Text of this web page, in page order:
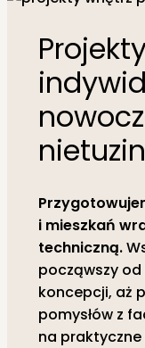
i mieszkań
techniczną.
począwszy
koncepcji, aż
pomysłów z
na